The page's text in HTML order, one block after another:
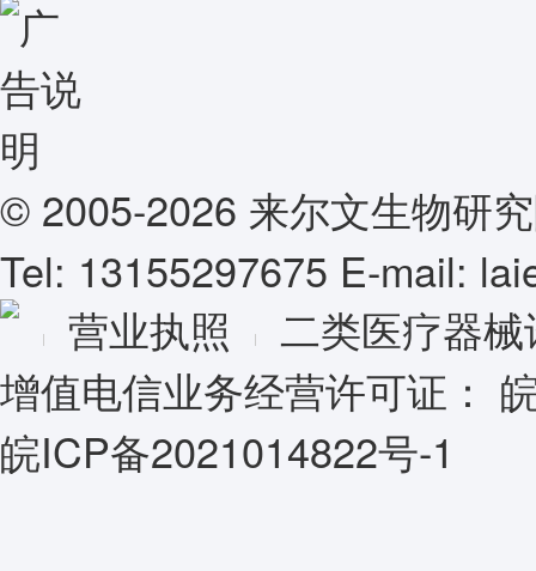
© 2005-2026 来尔文生物研
Tel: 13155297675 E-mail:
营业执照
二类医疗器
增值电信业务经营许可证：
皖ICP备2021014822号-1